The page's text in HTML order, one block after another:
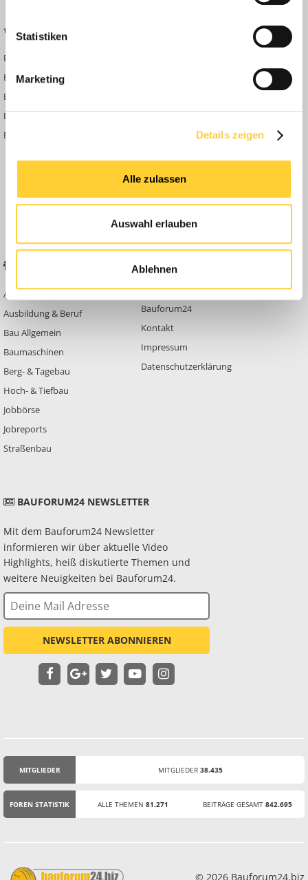
Statistiken
Marketing
Details zeigen
Alle zulassen
Auswahl erlauben
Ablehnen
BAUFORUM24
Bauforum24 News
Bauforum24 TV
BF24 Mediathek
BF24 Fotostrecken
Bauforum Shop
Neue Themen
Forenübersicht
Anleitungen
Abbruch
Ausbildung & Beruf
Bau Allgemein
Baumaschinen
Berg- & Tagebau
Hoch- & Tiefbau
Jobbörse
Jobreports
Straßenbau
KONTAKT
Werben auf
Bauforum24
Kontakt
Impressum
Datenschutzerklärung
BAUFORUM24 NEWSLETTER
Mit dem Bauforum24 Newsletter
informieren wir über aktuelle Video
Highlights, heiß diskutierte Themen und
weitere Neuigkeiten bei Bauforum24.
NEWSLETTER ABONNIEREN
MITGLIEDER MITGLIEDER 38.435
FOREN STATISTIK ALLE THEMEN 81.271 BEITRÄGE GESAMT 842.695
© 2026 Bauforum24.biz